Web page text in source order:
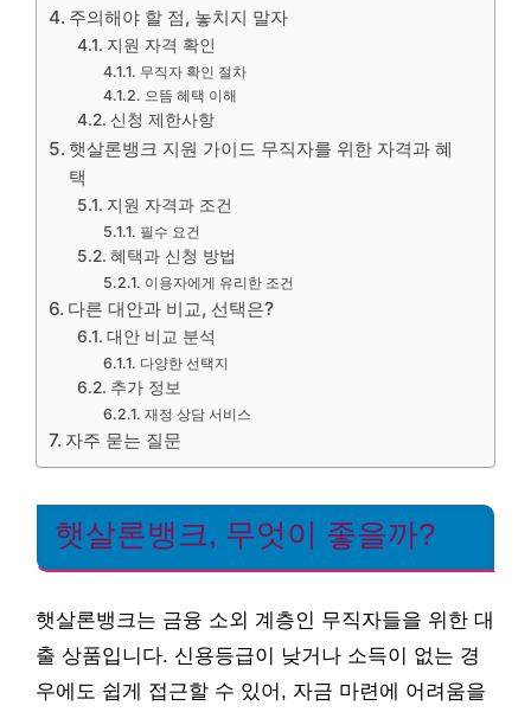
주의해야 할 점, 놓치지 말자
지원 자격 확인
무직자 확인 절차
으뜸 혜택 이해
신청 제한사항
햇살론뱅크 지원 가이드 무직자를 위한 자격과 혜
택
지원 자격과 조건
필수 요건
혜택과 신청 방법
이용자에게 유리한 조건
다른 대안과 비교, 선택은?
대안 비교 분석
다양한 선택지
추가 정보
재정 상담 서비스
자주 묻는 질문
햇살론뱅크, 무엇이 좋을까?
햇살론뱅크는 금융 소외 계층인 무직자들을 위한 대
출 상품입니다. 신용등급이 낮거나 소득이 없는 경
우에도 쉽게 접근할 수 있어, 자금 마련에 어려움을